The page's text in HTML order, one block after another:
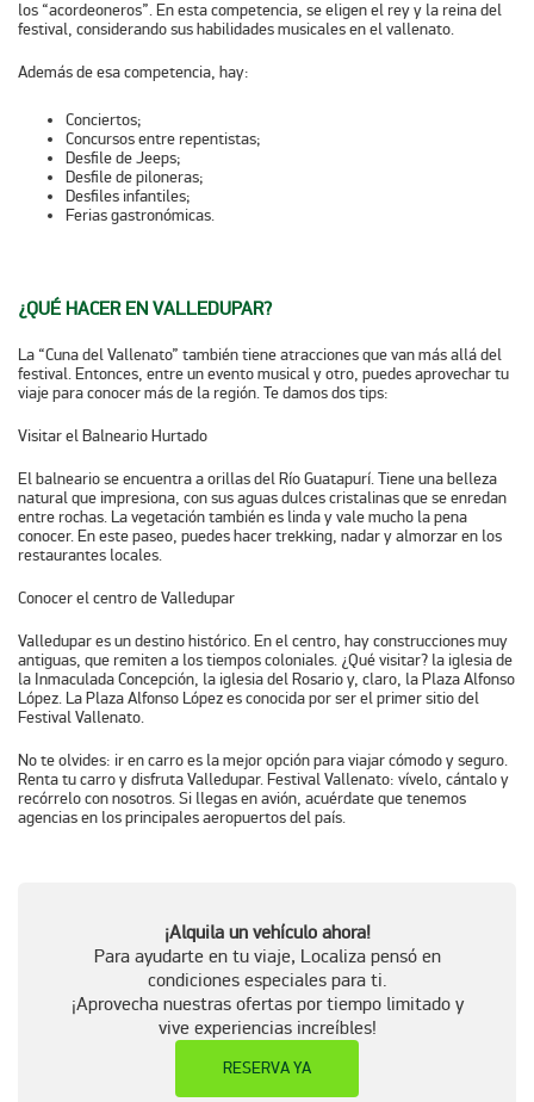
los “acordeoneros”. En esta competencia, se eligen el rey y la reina del
festival, considerando sus habilidades musicales en el vallenato.
Además de esa competencia, hay:
Conciertos;
Concursos entre repentistas;
Desfile de Jeeps;
Desfile de piloneras;
Desfiles infantiles;
Ferias gastronómicas.
¿QUÉ HACER EN VALLEDUPAR?
La “Cuna del Vallenato” también tiene atracciones que van más allá del
festival. Entonces, entre un evento musical y otro, puedes aprovechar tu
viaje para conocer más de la región. Te damos dos tips:
Visitar el Balneario Hurtado
El balneario se encuentra a orillas del Río Guatapurí. Tiene una belleza
natural que impresiona, con sus aguas dulces cristalinas que se enredan
entre rochas. La vegetación también es linda y vale mucho la pena
conocer. En este paseo, puedes hacer trekking, nadar y almorzar en los
restaurantes locales.
Conocer el centro de Valledupar
Valledupar es un destino histórico. En el centro, hay construcciones muy
antiguas, que remiten a los tiempos coloniales. ¿Qué visitar? la iglesia de
la Inmaculada Concepción, la iglesia del Rosario y, claro, la Plaza Alfonso
López. La Plaza Alfonso López es conocida por ser el primer sitio del
Festival Vallenato.
No te olvides: ir en carro es la mejor opción para viajar cómodo y seguro.
Renta tu carro y disfruta Valledupar. Festival Vallenato: vívelo, cántalo y
recórrelo con nosotros. Si llegas en avión, acuérdate que tenemos
agencias en los principales aeropuertos del país.
¡Alquila un vehículo ahora!
Para ayudarte en tu viaje, Localiza pensó en
condiciones especiales para ti.
¡Aprovecha nuestras ofertas por tiempo limitado y
vive experiencias increíbles!
RESERVA YA